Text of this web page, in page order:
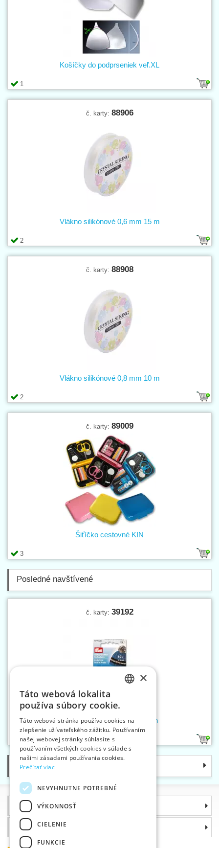
1
Košíčky do podprseniek veľ.XL
č. karty: 88906
2
Vlákno silikónové 0,6 mm 15 m
č. karty: 88908
2
Vlákno silikónové 0,8 mm 10 m
č. karty: 89009
3
Šiťíčko cestovné KIN
Posledné navštívené
č. karty: 39192
1
Niť reflexná pripletacia 0,5 mm
Kategórie
Informácie
Prečo si zvoliť práve nás
ENGLISH
GERMAN
×
Táto webová lokalita
používa súbory cookie.
Táto webová stránka používa cookies na
zlepšenie užívateľského zážitku. Používaním
našej webovej stránky súhlasíte s
používaním všetkých cookies v súlade s
našimi zásadami používania cookies.
Prečítať viac
NEVYHNUTNE POTREBNÉ
VÝKONNOSŤ
CIELENIE
FUNKCIE